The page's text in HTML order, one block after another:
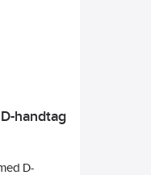
handtag
D-